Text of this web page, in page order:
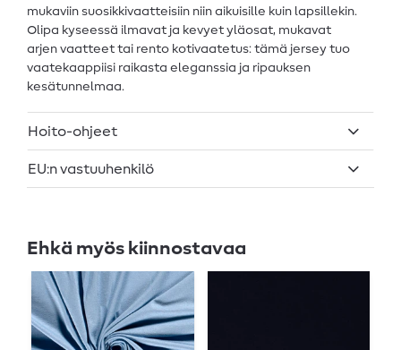
mukaviin suosikkivaatteisiin niin aikuisille kuin lapsillekin.
Olipa kyseessä ilmavat ja kevyet yläosat, mukavat
arjen vaatteet tai rento kotivaatetus: tämä jersey tuo
vaatekaappiisi raikasta eleganssia ja ripauksen
kesätunnelmaa.
Hoito-ohjeet
EU:n vastuuhenkilö
Ehkä myös kiinnostavaa